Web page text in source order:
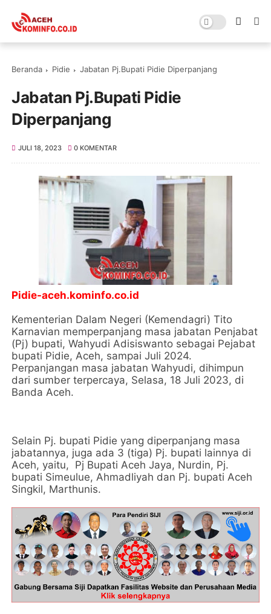
Beranda Pidie Jabatan Pj.Bupati Pidie Diperpanjang
Jabatan Pj.Bupati Pidie
Diperpanjang
JULI 18, 2023 0 KOMENTAR
Pidie-aceh.kominfo.co.id
Kementerian Dalam Negeri (Kemendagri) Tito
Karnavian memperpanjang masa jabatan Penjabat
(Pj) bupati, Wahyudi Adisiswanto sebagai Pejabat
bupati Pidie, Aceh, sampai Juli 2024.
Perpanjangan masa jabatan Wahyudi, dihimpun
dari sumber terpercaya, Selasa, 18 Juli 2023, di
Banda Aceh.
Selain Pj. bupati Pidie yang diperpanjang masa
jabatannya, juga ada 3 (tiga) Pj. bupati lainnya di
Aceh, yaitu, Pj Bupati Aceh Jaya, Nurdin, Pj.
bupati Simeulue, Ahmadliyah dan Pj. bupati Aceh
Singkil, Marthunis.